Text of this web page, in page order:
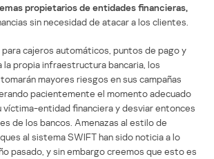
propietarios de entidades financieras,
sin necesidad de atacar a los clientes.
cajeros automáticos, puntos de pago y
la propia infraestructura bancaria, los
mayores riesgos en sus campañas
pacientemente el momento adecuado
víctima-entidad financiera y desviar entonces
de los bancos. Amenazas al estilo de
al sistema SWIFT han sido noticia a lo
pasado, y sin embargo creemos que esto es